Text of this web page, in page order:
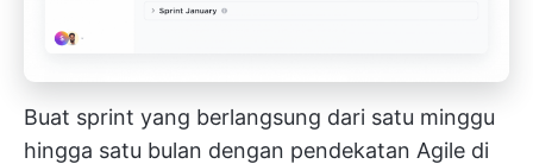
Buat sprint yang berlangsung dari satu minggu
hingga satu bulan dengan pendekatan Agile di